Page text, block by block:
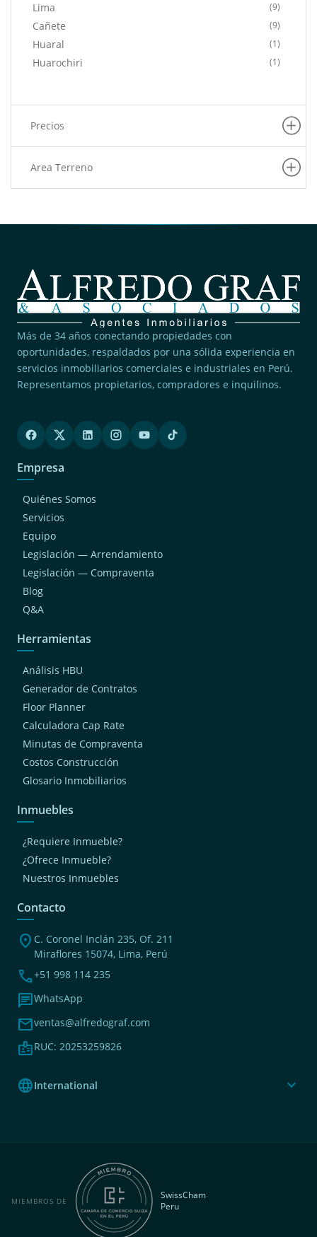
Lima (9)
Cañete (9)
Huaral (1)
Huarochiri (1)
Precios
Area Terreno
Más de 34 años conectando propiedades con
oportunidades, respaldados por una sólida experiencia en
servicios inmobiliarios comerciales e industriales en Perú.
Representamos propietarios, compradores e inquilinos.
Empresa
Quiénes Somos
Servicios
Equipo
Legislación — Arrendamiento
Legislación — Compraventa
Blog
Q&A
Herramientas
Análisis HBU
Generador de Contratos
Floor Planner
Calculadora Cap Rate
Minutas de Compraventa
Costos Construcción
Glosario Inmobiliarios
Inmuebles
¿Requiere Inmueble?
¿Ofrece Inmueble?
Nuestros Inmuebles
Contacto
location_on C. Coronel Inclán 235, Of. 211
Miraflores 15074, Lima, Perú
phone+51 998 114 235
chatWhatsApp
mailventas@alfredograf.com
badgeRUC: 20253259826
languageInternational expand_more
MIEMBROS DE
SwissCham
Peru